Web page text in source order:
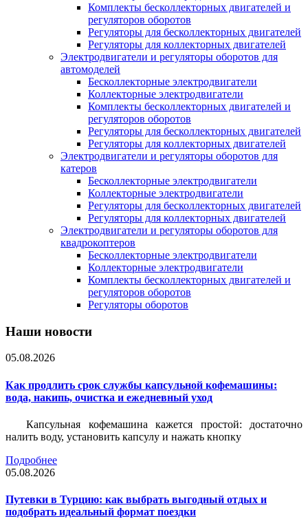
Комплекты бесколлекторных двигателей и
регуляторов оборотов
Регуляторы для бесколлекторных двигателей
Регуляторы для коллекторных двигателей
Электродвигатели и регуляторы оборотов для
автомоделей
Бесколлекторные электродвигатели
Коллекторные электродвигатели
Комплекты бесколлекторных двигателей и
регуляторов оборотов
Регуляторы для бесколлекторных двигателей
Регуляторы для коллекторных двигателей
Электродвигатели и регуляторы оборотов для
катеров
Бесколлекторные электродвигатели
Коллекторные электродвигатели
Регуляторы для бесколлекторных двигателей
Регуляторы для коллекторных двигателей
Электродвигатели и регуляторы оборотов для
квадрокоптеров
Бесколлекторные электродвигатели
Коллекторные электродвигатели
Комплекты бесколлекторных двигателей и
регуляторов оборотов
Регуляторы оборотов
Наши новости
05.08.2026
Как продлить срок службы капсульной кофемашины:
вода, накипь, очистка и ежедневный уход
Капсульная кофемашина кажется простой: достаточно
налить воду, установить капсулу и нажать кнопку
Подробнее
05.08.2026
Путевки в Турцию: как выбрать выгодный отдых и
подобрать идеальный формат поездки